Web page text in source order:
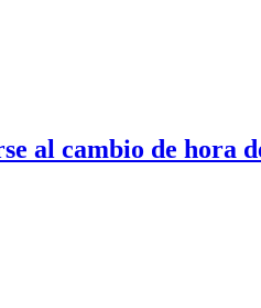
al cambio de hora